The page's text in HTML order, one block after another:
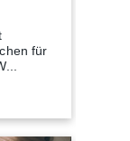
für